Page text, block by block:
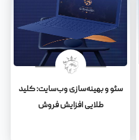
سئو و بهینه‌سازی وب‌سایت: کلید
طلایی افزایش فروش